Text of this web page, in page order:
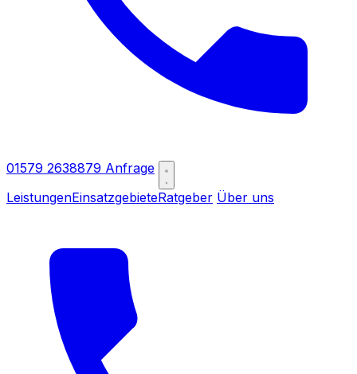
01579 2638879 Anfrage
LeistungenEinsatzgebieteRatgeber Über uns